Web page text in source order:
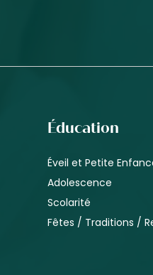
Éducation
Éveil et Petite
Adolescence
Scolarité
Fêtes / Traditions /